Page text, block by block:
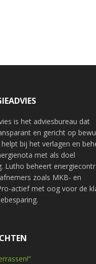
is het adviesbureau dat
en gericht op
bij het verlagen en
met als doel
Lutho beheert
zoals MKB- en
actief met oog voor de